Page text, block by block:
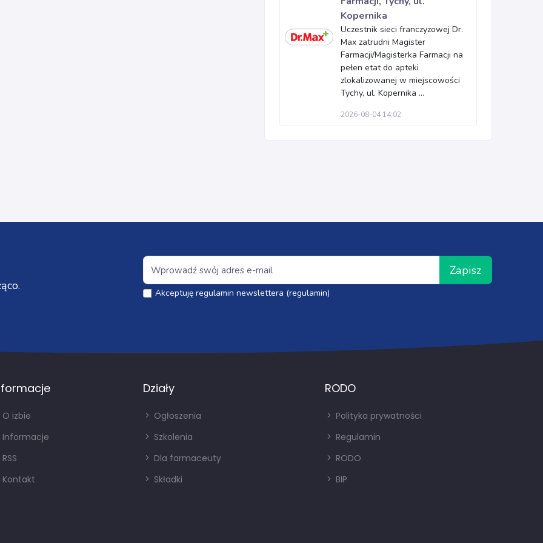
Kopernika
Uczestnik sieci franczyzowej Dr.
Max zatrudni Magister
Farmacji/Magisterka Farmacji na
pełen etat do apteki
zlokalizowanej w miejscowości
Tychy, ul. Kopernika ...
2026-08-04 14:02
Zapisz
Akceptuję regulamin newslettera (regulamin)
O izbie
Informacje
RSS
Kontakt
Działy
Ogłoszenia
Szkolenia
Dla farmaceuty
Składki
RODO
Polityka prywatności
Regulamin
RODO
BIP